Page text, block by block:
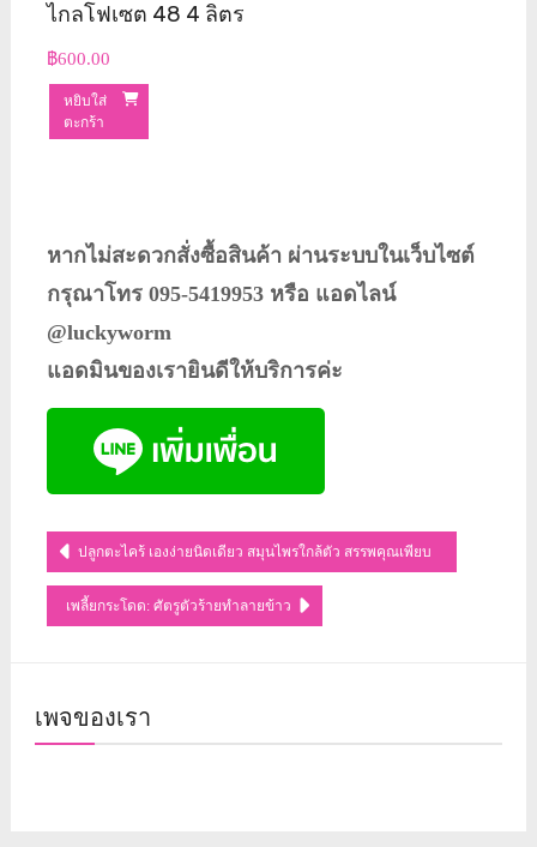
ไกลโฟเซต 48 4 ลิตร
฿600.00
หยิบใส่
ตะกร้า
หากไม่สะดวกสั่งซื้อสินค้า ผ่านระบบในเว็บไซต์
กรุณาโทร 095-5419953 หรือ แอดไลน์
@luckyworm
แอดมินของเรายินดีให้บริการค่ะ
แนะแนว
เรื่อง
ปลูกตะไคร้ เองง่ายนิดเดียว สมุนไพรใกล้ตัว สรรพคุณเพียบ
เพลี้ยกระโดด: ศัตรูตัวร้ายทำลายข้าว
เพจของเรา